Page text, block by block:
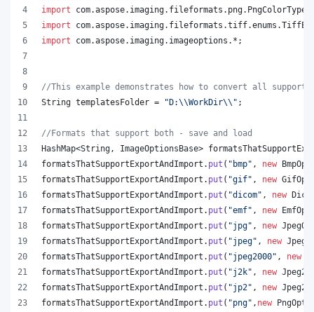
import
com.aspose. imaging. fileformats . png. PngColorType
import
com.aspose. imaging. fileformats .tiff.enums .
import
com.aspose. imaging. imageoptions .*;
//This example demonstrates how to convert all
String templatesFolder = "D:\\WorkDir\\ " ;
//Formats that support both - save and load
HashMap<String , ImageOptionsBase>
formatsThatSupportExportAndImport . put ( "bmp" , new
formatsThatSupportExportAndImport . put ( "gif" , new
formatsThatSupportExportAndImport . put ( "dicom" , new
formatsThatSupportExportAndImport . put ( "emf" , new
formatsThatSupportExportAndImport . put ( "jpg" , new
formatsThatSupportExportAndImport . put ( "jpeg" , new
formatsThatSupportExportAndImport . put ( "jpeg2000" , new
formatsThatSupportExportAndImport . put ( "j2k" , new
formatsThatSupportExportAndImport . put ( "jp2" , new
formatsThatSupportExportAndImport . put ( "png" , new